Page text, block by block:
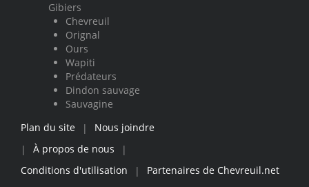
Gibiers
Chevreuil
Orignal
Ours
Wapiti
Prédateurs
Dindon sauvage
Sauvagine
Plan du site
|
Nous joindre
|
À propos de nous
|
Conditions d'utilisation
| Partenaires de Chevreuil.net